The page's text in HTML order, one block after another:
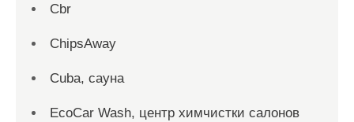
Cbr
ChipsAway
Cuba, сауна
EcoCar Wash, центр химчистки салонов